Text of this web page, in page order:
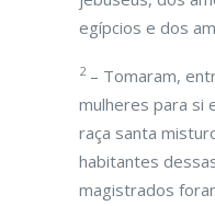
egípcios e dos
2– Tomaram,
mulheres para si
raça santa
habitantes
magistrados